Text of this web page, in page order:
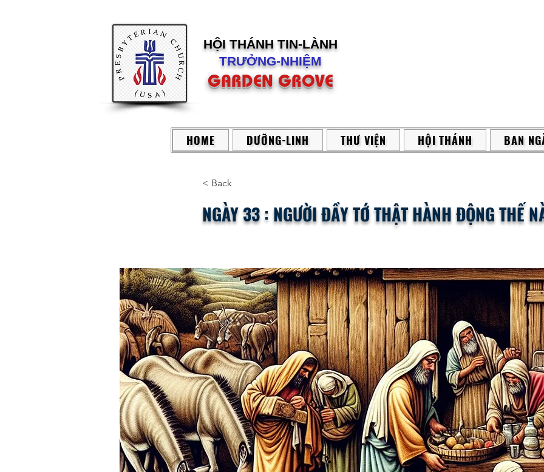
HỘI THÁNH TIN-LÀNH
TRƯỞNG-NHIỆM
GARDEN GROVE
HOME DƯỠNG-LINH THƯ VIỆN HỘI THÁNH BAN
< Back
NGÀY 33 : NGƯỜI ĐẦY TỚ THẬT HÀNH ĐỘNG THẾ